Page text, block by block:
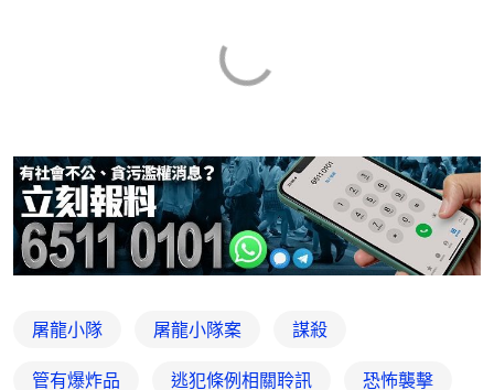
屠龍小隊 屠龍小隊案 謀殺
管有爆炸品 逃犯條例相關聆訊 恐怖襲擊